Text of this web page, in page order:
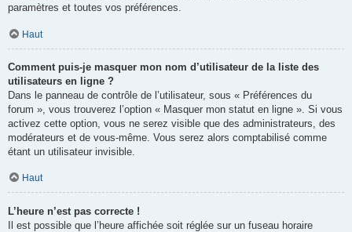
paramètres et toutes vos préférences.
Haut
Comment puis-je masquer mon nom d’utilisateur de la liste des
utilisateurs en ligne ?
Dans le panneau de contrôle de l’utilisateur, sous « Préférences du
forum », vous trouverez l’option « Masquer mon statut en ligne ». Si vous
activez cette option, vous ne serez visible que des administrateurs, des
modérateurs et de vous-même. Vous serez alors comptabilisé comme
étant un utilisateur invisible.
Haut
L’heure n’est pas correcte !
Il est possible que l’heure affichée soit réglée sur un fuseau horaire